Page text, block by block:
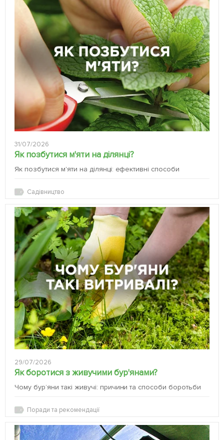
31/07/2026
Як позбутися м'яти на ділянці?
Як позбутися м'яти на ділянці: ефективні способи
Садівництво
29/07/2026
Як боротися з живучими бур'янами?
Чому бур’яни такі живучі: причини та способи боротьби
Поради та рекомендації